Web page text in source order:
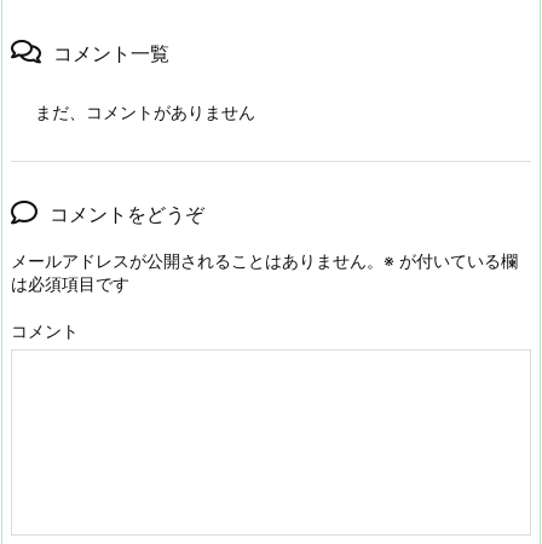
コメント一覧
まだ、コメントがありません
コメントをどうぞ
メールアドレスが公開されることはありません。 ※ が付いている欄
は必須項目です
コメント